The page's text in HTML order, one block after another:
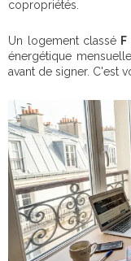
copropriétés.
Un logement classé
énergétique
avant de signer. C'est